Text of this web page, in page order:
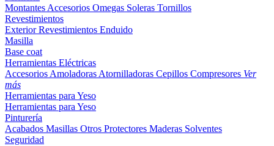
Montantes Accesorios Omegas Soleras Tornillos
Revestimientos
ExteriorRevestimientos Enduido
Masilla
Base coat
Herramientas Eléctricas
Accesorios Amoladoras Atornilladoras Cepillos Compresores Ver
más
Herramientas para Yeso
Herramientas para Yeso
Pinturería
Acabados Masillas Otros Protectores Maderas Solventes
Seguridad